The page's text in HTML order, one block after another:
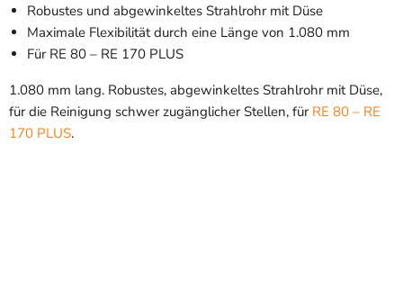
Robustes und abgewinkeltes Strahlrohr mit Düse
Maximale Flexibilität durch eine Länge von 1.080 mm
Für RE 80 – RE 170 PLUS
1.080 mm lang. Robustes, abgewinkeltes Strahlrohr mit Düse,
für die Reinigung schwer zugänglicher Stellen, für RE 80 – RE
170 PLUS.